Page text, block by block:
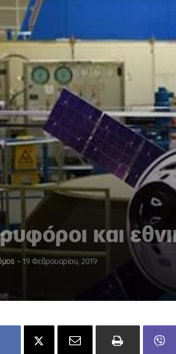
και
- 19 Φεβρουαρίου, 2019